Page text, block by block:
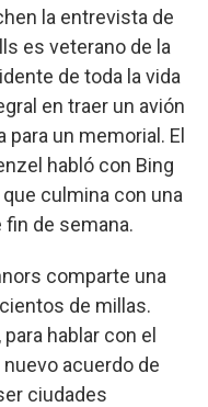
la entrevista de
es veterano de la
de toda la vida
en traer un avión
un memorial. El
habló con Bing
culmina con una
de semana.
comparte una
de millas.
hablar con el
acuerdo de
ciudades